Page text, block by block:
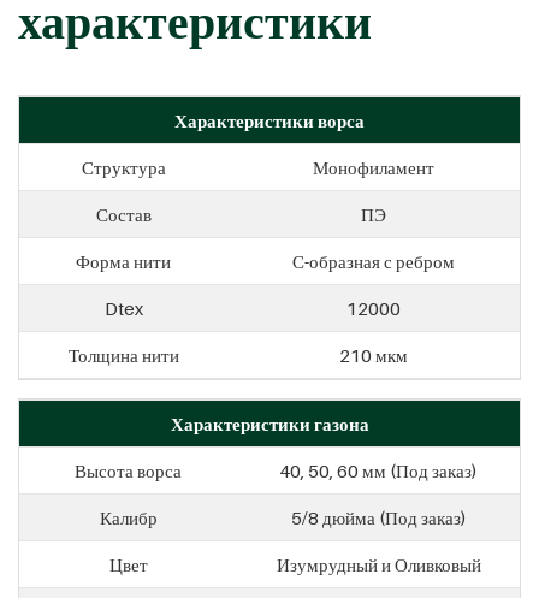
характеристики
Характеристики ворса
Структура Монофиламент
Состав ПЭ
Форма нити С-образная с ребром
Dtex 12000
Толщина нити 210 мкм
Характеристики газона
Высота ворса 40, 50, 60 мм (Под заказ)
Калибр 5/8 дюйма (Под заказ)
Цвет Изумрудный и Оливковый